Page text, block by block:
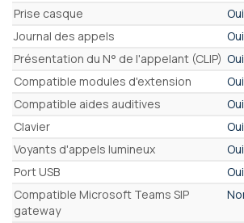
Prise casque
Oui
Journal des appels
Oui
Présentation du N° de l'appelant (CLIP) Oui
Compatible modules d'extension
Oui
Compatible aides auditives
Oui
Clavier
Oui
Voyants d'appels lumineux
Oui
Port USB
Oui
Compatible Microsoft Teams SIP
gateway